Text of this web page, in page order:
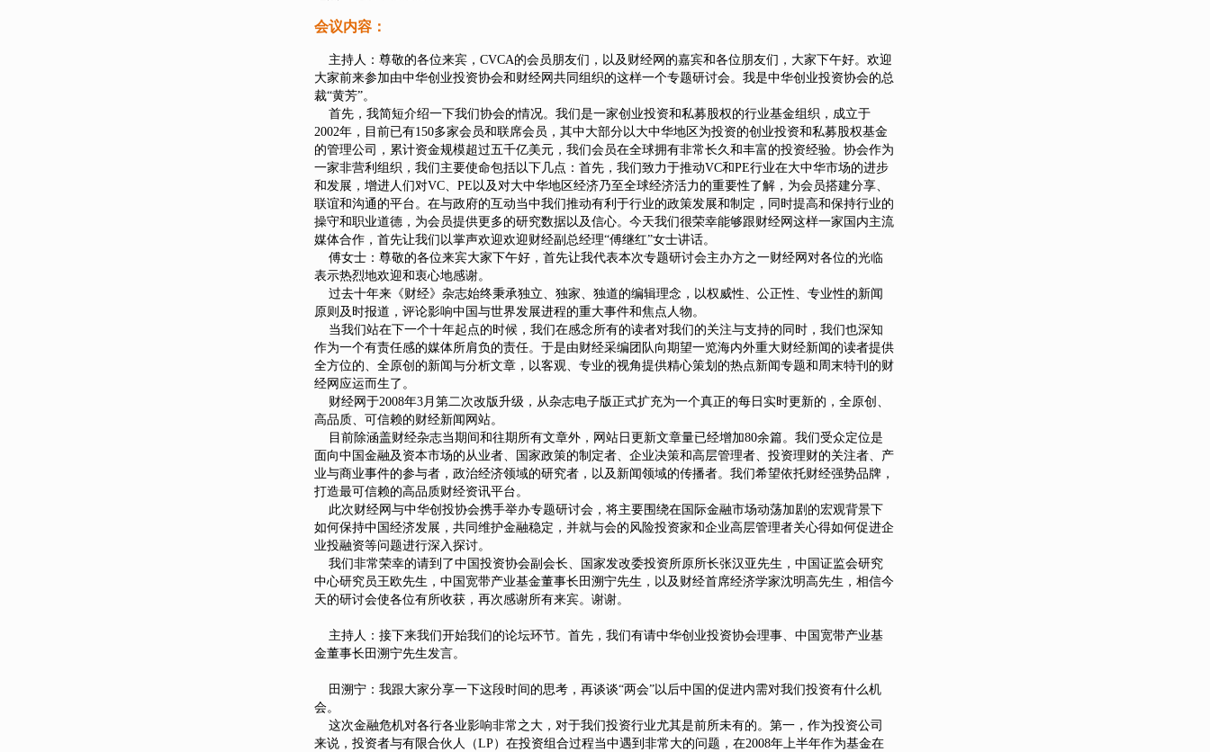
会议内容：
主持人：尊敬的各位来宾，CVCA的会员朋友们，以及财经网的嘉宾和各位朋友们，大家下午好。欢迎
大家前来参加由中华创业投资协会和财经网共同组织的这样一个专题研讨会。我是中华创业投资协会的总
裁“黄芳”。
首先，我简短介绍一下我们协会的情况。我们是一家创业投资和私募股权的行业基金组织，成立于
2002年，目前已有150多家会员和联席会员，其中大部分以大中华地区为投资的创业投资和私募股权基金
的管理公司，累计资金规模超过五千亿美元，我们会员在全球拥有非常长久和丰富的投资经验。协会作为
一家非营利组织，我们主要使命包括以下几点：首先，我们致力于推动VC和PE行业在大中华市场的进步
和发展，增进人们对VC、PE以及对大中华地区经济乃至全球经济活力的重要性了解，为会员搭建分享、
联谊和沟通的平台。在与政府的互动当中我们推动有利于行业的政策发展和制定，同时提高和保持行业的
操守和职业道德，为会员提供更多的研究数据以及信心。今天我们很荣幸能够跟财经网这样一家国内主流
媒体合作，首先让我们以掌声欢迎欢迎财经副总经理“傅继红”女士讲话。
傅女士：尊敬的各位来宾大家下午好，首先让我代表本次专题研讨会主办方之一财经网对各位的光临
表示热烈地欢迎和衷心地感谢。
过去十年来《财经》杂志始终秉承独立、独家、独道的编辑理念，以权威性、公正性、专业性的新闻
原则及时报道，评论影响中国与世界发展进程的重大事件和焦点人物。
当我们站在下一个十年起点的时候，我们在感念所有的读者对我们的关注与支持的同时，我们也深知
作为一个有责任感的媒体所肩负的责任。于是由财经采编团队向期望一览海内外重大财经新闻的读者提供
全方位的、全原创的新闻与分析文章，以客观、专业的视角提供精心策划的热点新闻专题和周末特刊的财
经网应运而生了。
财经网于2008年3月第二次改版升级，从杂志电子版正式扩充为一个真正的每日实时更新的，全原创、
高品质、可信赖的财经新闻网站。
目前除涵盖财经杂志当期间和往期所有文章外，网站日更新文章量已经增加80余篇。我们受众定位是
面向中国金融及资本市场的从业者、国家政策的制定者、企业决策和高层管理者、投资理财的关注者、产
业与商业事件的参与者，政治经济领域的研究者，以及新闻领域的传播者。我们希望依托财经强势品牌，
打造最可信赖的高品质财经资讯平台。
此次财经网与中华创投协会携手举办专题研讨会，将主要围绕在国际金融市场动荡加剧的宏观背景下
如何保持中国经济发展，共同维护金融稳定，并就与会的风险投资家和企业高层管理者关心得如何促进企
业投融资等问题进行深入探讨。
我们非常荣幸的请到了中国投资协会副会长、国家发改委投资所原所长张汉亚先生，中国证监会研究
中心研究员王欧先生，中国宽带产业基金董事长田溯宁先生，以及财经首席经济学家沈明高先生，相信今
天的研讨会使各位有所收获，再次感谢所有来宾。谢谢。
主持人：接下来我们开始我们的论坛环节。首先，我们有请中华创业投资协会理事、中国宽带产业基
金董事长田溯宁先生发言。
田溯宁：我跟大家分享一下这段时间的思考，再谈谈“两会”以后中国的促进内需对我们投资有什么机
会。
这次金融危机对各行各业影响非常之大，对于我们投资行业尤其是前所未有的。第一，作为投资公司
来说，投资者与有限合伙人（LP）在投资组合过程当中遇到非常大的问题，在2008年上半年作为基金在